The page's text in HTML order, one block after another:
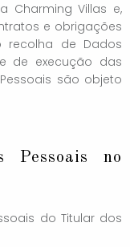
Charming Villas e,
e obrigações
de Dados
de execução das
são objeto
Pessoais no
do Titular dos